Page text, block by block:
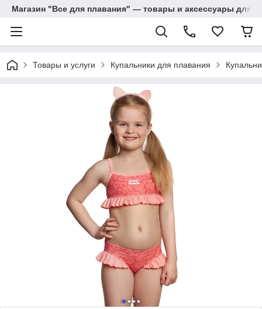
Магазин "Все для плавания" — товары и аксессуары для
Товары и услуги Купальники для плавания